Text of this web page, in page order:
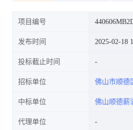
量、物探项目)
项目编号
发布时间 2025-02-18
投标截止时间
招标单位 佛山市顺德
中标单位 佛山顺德薪
代理单位